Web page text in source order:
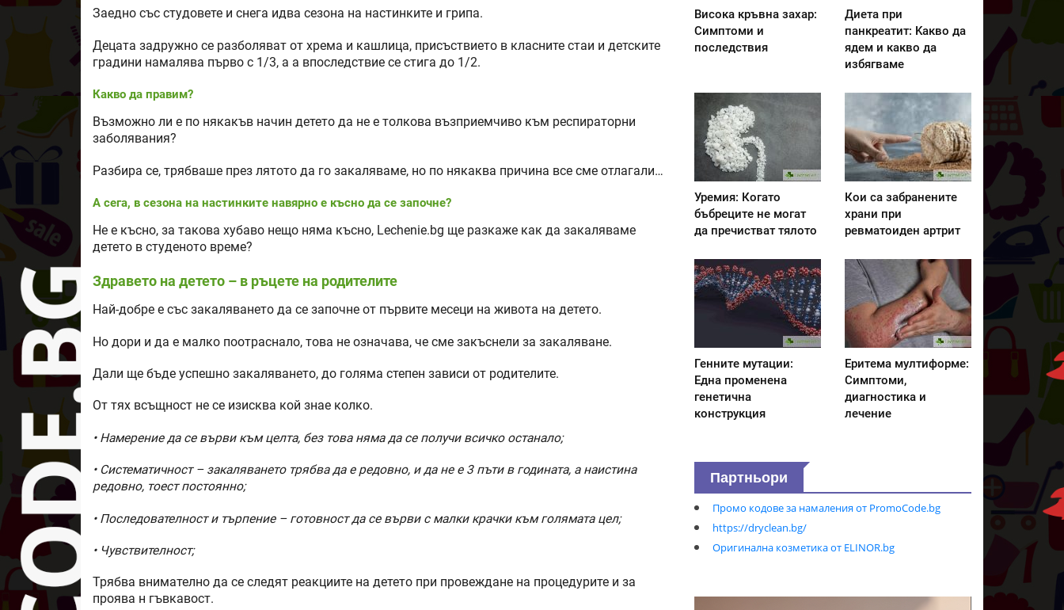
Заедно със студовете и снега идва сезона на настинките и грипа.
Децата задружно се разболяват от хрема и кашлица, присъствието в класните стаи и детските
градини намалява първо с 1/3, а а впоследствие се стига до 1/2.
Какво да правим?
Възможно ли е по някакъв начин детето да не е толкова възприемчиво към респираторни
заболявания?
Разбира се, трябваше през лятото да го закаляваме, но по някаква причина все сме отлагали…
А сега, в сезона на настинките навярно е късно да се започне?
Не е късно, за такова хубаво нещо няма късно, Lechenie.bg ще разкаже как да закаляваме
детето в студеното време?
Здравето на детето – в ръцете на родителите
Най-добре е със закаляването да се започне от първите месеци на живота на детето.
Но дори и да е малко поотраснало, това не означава, че сме закъснели за закаляване.
Дали ще бъде успешно закаляването, до голяма степен зависи от родителите.
От тях всъщност не се изисква кой знае колко.
• Намерение да се върви към целта, без това няма да се получи всичко останало;
• Систематичност – закаляването трябва да е редовно, и да не е 3 пъти в годината, а наистина
редовно, тоест постоянно;
• Последователност и търпение – готовност да се върви с малки крачки към голямата цел;
• Чувствителност;
Трябва внимателно да се следят реакциите на детето при провеждане на процедурите и за
проява н гъвкавост.
Висока кръвна захар:
Симптоми и
последствия
Диета при
панкреатит: Kакво да
ядем и какво да
избягваме
Уремия: Когато
бъбреците не могат
да пречистват тялото
Кои са забранените
храни при
ревматоиден артрит
Генните мутации:
Една променена
генетична
конструкция
Еритема мултиформе:
Симптоми,
диагностика и
лечение
Партньори
Промо кодове за намаления от PromoCode.bg
https://dryclean.bg/
Оригинална козметика от ELINOR.bg